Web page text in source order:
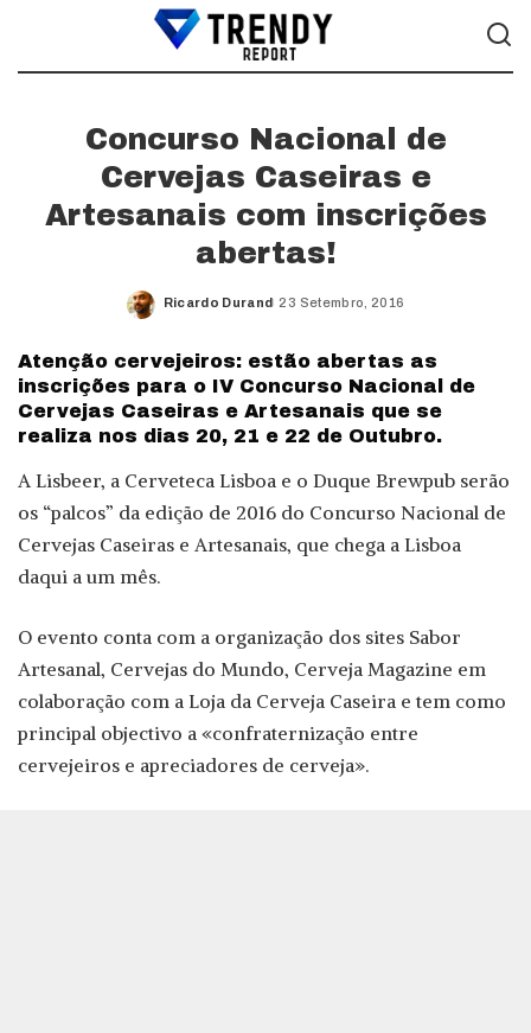
Concurso Nacional de
Cervejas Caseiras e
Artesanais com inscrições
abertas!
Posted
Ricardo Durand 23 Setembro, 2016
Atenção cervejeiros: estão abertas as
inscrições para o IV Concurso Nacional de
Cervejas Caseiras e Artesanais que se
realiza nos dias 20, 21 e 22 de Outubro.
A Lisbeer, a Cerveteca Lisboa e o Duque Brewpub serão
os “palcos” da edição de 2016 do Concurso Nacional de
Cervejas Caseiras e Artesanais, que chega a Lisboa
daqui a um mês.
O evento conta com a organização dos sites Sabor
Artesanal, Cervejas do Mundo, Cerveja Magazine em
colaboração com a Loja da Cerveja Caseira e tem como
principal objectivo a «confraternização entre
cervejeiros e apreciadores de cerveja».